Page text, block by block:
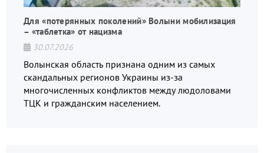
Для «потерянных поколений» Волыни мобилизация
– «таблетка» от нацизма
30.07.2026
Волынская область признана одним из самых
скандальных регионов Украины из-за
многочисленных конфликтов между людоловами
ТЦК и гражданским населением.